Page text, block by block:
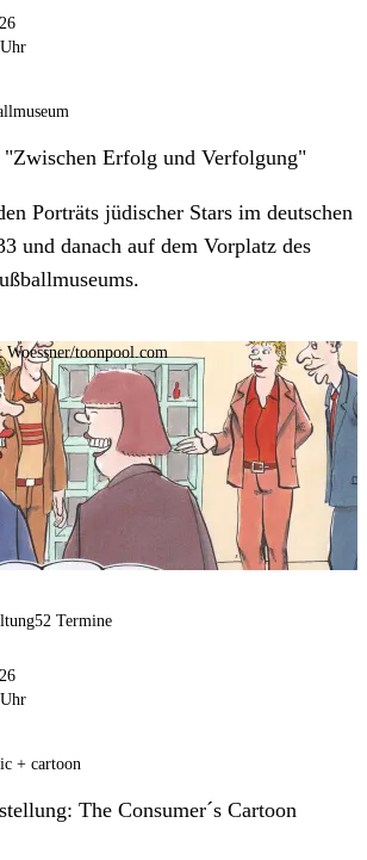
"Zwischen Erfolg und Verfolgung"
Porträts jüdischer Stars im deutschen
und danach auf dem Vorplatz des
toonpool.com
52 Termine
+ cartoon
The Consumer´s Cartoon